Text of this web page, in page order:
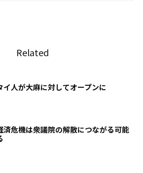
Related
イ人が大麻に対してオープンに
済危機は衆議院の解散につながる可能